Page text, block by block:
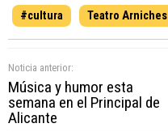
#cultura Teatro Arniches
Noticia anterior:
Música y humor esta
semana en el Principal de
Alicante